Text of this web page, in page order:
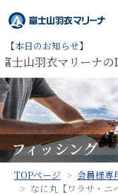
【本日のお知らせ】
衣マリーナの
フィッシング
TOPページ 会員様専
なに丸【ワラサ・ニ